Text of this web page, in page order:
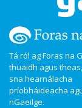
Tá ról ag Foras na
thuaidh agus
sna hearnálacha
príobháideacha
nGaeilge.